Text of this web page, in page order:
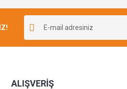
ALIŞVERİŞ